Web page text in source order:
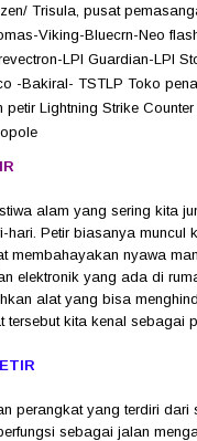
Trisula, pusat
Viking-Bluecrn-Neo
LPI Guardian-LPI
-Bakiral- TSTLP Toko
petir Lightning Strike
alam yang sering kita
hari. Petir biasanya muncul
membahayakan nyawa
elektronik yang ada di
alat yang bisa
tersebut kita kenal sebagai
perangkat yang terdiri dari
sebagai jalan